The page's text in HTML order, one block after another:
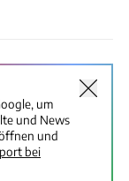
um
und News
und
bei